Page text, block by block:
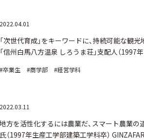
次世代育成」をキーワードに、持続可能な観
信州白馬八方温泉 しろうま荘」支配人（1997
卒業生 #商学部 #経営学科
方を活性化するには農業だ、スマート農業
（1997年生産工学部建築工学科卒）